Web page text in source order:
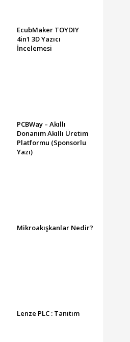
EcubMaker TOYDIY
4in1 3D Yazıcı
İncelemesi
PCBWay – Akıllı
Donanım Akıllı Üretim
Platformu (Sponsorlu
Yazı)
Mikroakışkanlar Nedir?
Lenze PLC : Tanıtım